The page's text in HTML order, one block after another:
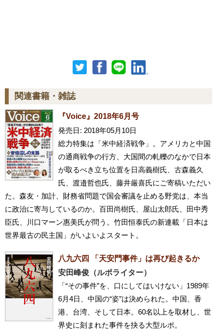
関連書籍・雑誌
『Voice』2018年6月号
発売日: 2018年05月10日
総力特集は「米中経済戦争」。アメリカと中国
の通商戦争の行方、大国間の軋轢のなかで日本
が取るべき立ち位置を日高義樹氏、古森義久
氏、渡邉哲也氏、藤井厳喜氏にご寄稿いただい
た。森友・加計、財務省問題で国会審議を止める野党は、本当
に政治に寄与しているのか。百田尚樹氏、屋山太郎氏、田中秀
臣氏、川口マーン惠美氏が問う。竹田恒泰氏の新連載「日本は
世界最古の民主国」がいよいよスタート。
八九六四 「天安門事件」は再び起きるか
安田峰俊（ルポライター）
「“その事件”を、口にしてはいけない」1989年
6月4日、中国の“姿”は決められた。中国、香
港、台湾、そして日本。60名以上を取材し、世
界史に刻まれた事件を抉る大型ルポ。